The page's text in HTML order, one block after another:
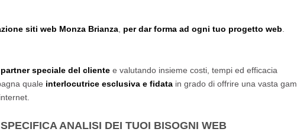
siti web Monza Brianza per dar forma ad ogni tuo progetto web
partner speciale del cliente e valutando insieme costi, tempi ed efficacia
quale interlocutrice esclusiva e fidata in grado di offrire una vasta
SPECIFICA ANALISI DEI TUOI BISOGNI WEB